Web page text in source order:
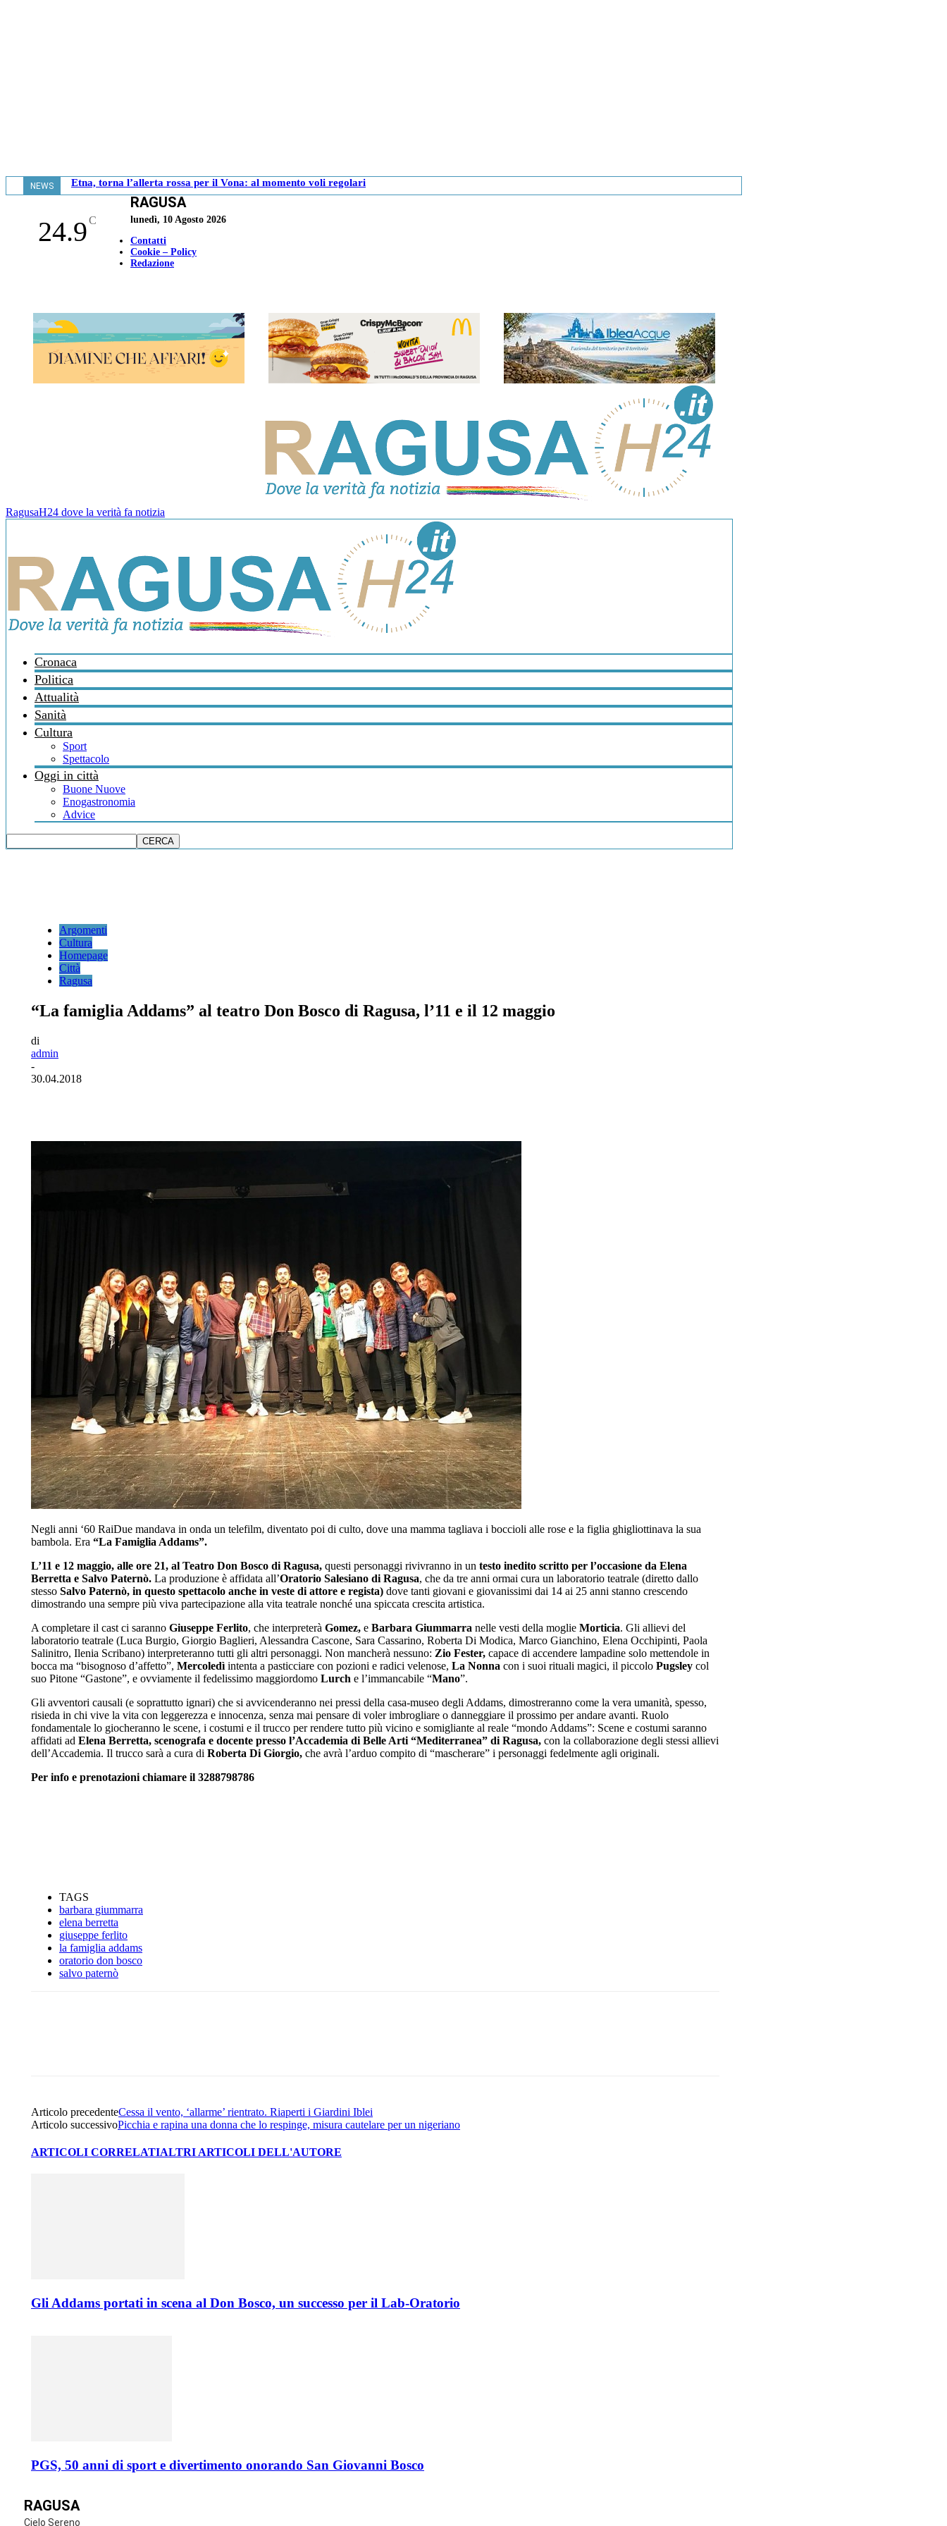
NEWS Etna, torna l’allerta rossa per il Vona: al momento voli regolari
24.9C
RAGUSA
lunedì, 10 Agosto 2026
Contatti
Cookie – Policy
Redazione
RagusaH24 dove la verità fa notizia
Cronaca
Politica
Attualità
Sanità
Cultura
Sport
Spettacolo
Oggi in città
Buone Nuove
Enogastronomia
Advice
Argomenti
Cultura
Homepage
Città
Ragusa
“La famiglia Addams” al teatro Don Bosco di Ragusa, l’11 e il 12 maggio
di
admin
-
30.04.2018
Negli anni ‘60 RaiDue mandava in onda un telefilm, diventato poi di culto, dove una mamma tagliava i boccioli alle rose e la figlia ghigliottinava la sua
bambola. Era “La Famiglia Addams”.
L’11 e 12 maggio, alle ore 21, al Teatro Don Bosco di Ragusa, questi personaggi rivivranno in un testo inedito scritto per l’occasione da Elena
Berretta e Salvo Paternò. La produzione è affidata all’Oratorio Salesiano di Ragusa, che da tre anni ormai cura un laboratorio teatrale (diretto dallo
stesso Salvo Paternò, in questo spettacolo anche in veste di attore e regista) dove tanti giovani e giovanissimi dai 14 ai 25 anni stanno crescendo
dimostrando una sempre più viva partecipazione alla vita teatrale nonché una spiccata crescita artistica.
A completare il cast ci saranno Giuseppe Ferlito, che interpreterà Gomez, e Barbara Giummarra nelle vesti della moglie Morticia. Gli allievi del
laboratorio teatrale (Luca Burgio, Giorgio Baglieri, Alessandra Cascone, Sara Cassarino, Roberta Di Modica, Marco Gianchino, Elena Occhipinti, Paola
Salinitro, Ilenia Scribano) interpreteranno tutti gli altri personaggi. Non mancherà nessuno: Zio Fester, capace di accendere lampadine solo mettendole in
bocca ma “bisognoso d’affetto”, Mercoledì intenta a pasticciare con pozioni e radici velenose, La Nonna con i suoi rituali magici, il piccolo Pugsley col
suo Pitone “Gastone”, e ovviamente il fedelissimo maggiordomo Lurch e l’immancabile “Mano”.
Gli avventori causali (e soprattutto ignari) che si avvicenderanno nei pressi della casa-museo degli Addams, dimostreranno come la vera umanità, spesso,
risieda in chi vive la vita con leggerezza e innocenza, senza mai pensare di voler imbrogliare o danneggiare il prossimo per andare avanti. Ruolo
fondamentale lo giocheranno le scene, i costumi e il trucco per rendere tutto più vicino e somigliante al reale “mondo Addams”: Scene e costumi saranno
affidati ad Elena Berretta, scenografa e docente presso l’Accademia di Belle Arti “Mediterranea” di Ragusa, con la collaborazione degli stessi allievi
dell’Accademia. Il trucco sarà a cura di Roberta Di Giorgio, che avrà l’arduo compito di “mascherare” i personaggi fedelmente agli originali.
Per info e prenotazioni chiamare il 3288798786
TAGS
barbara giummarra
elena berretta
giuseppe ferlito
la famiglia addams
oratorio don bosco
salvo paternò
Articolo precedenteCessa il vento, ‘allarme’ rientrato. Riaperti i Giardini Iblei
Articolo successivoPicchia e rapina una donna che lo respinge, misura cautelare per un nigeriano
ARTICOLI CORRELATIALTRI ARTICOLI DELL'AUTORE
Gli Addams portati in scena al Don Bosco, un successo per il Lab-Oratorio
PGS, 50 anni di sport e divertimento onorando San Giovanni Bosco
RAGUSA
Cielo Sereno